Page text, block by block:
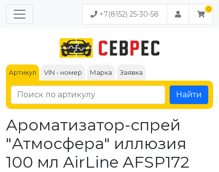
+7(8152) 25-30-58
Артикул VIN - номер Марка Заявка
Найти
Ароматизатор-спрей
"Атмосфера" иллюзия
100 мл AirLine AFSP172